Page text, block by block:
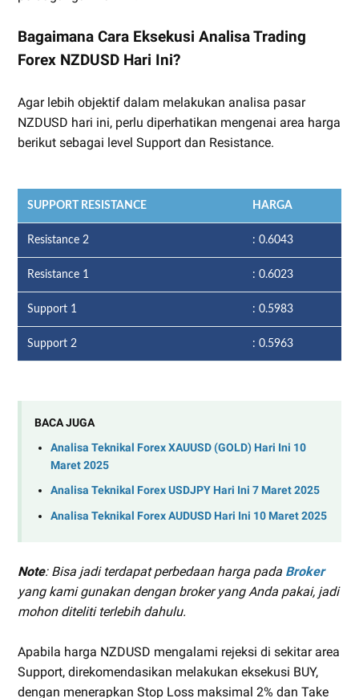
Bagaimana Cara Eksekusi Analisa Trading
Forex NZDUSD Hari Ini?
Agar lebih objektif dalam melakukan analisa pasar
NZDUSD hari ini, perlu diperhatikan mengenai area harga
berikut sebagai level Support dan Resistance.
SUPPORT RESISTANCE HARGA
Resistance 2 : 0.6043
Resistance 1 : 0.6023
Support 1 : 0.5983
Support 2 : 0.5963
BACA JUGA
Analisa Teknikal Forex XAUUSD (GOLD) Hari Ini 10
Maret 2025
Analisa Teknikal Forex USDJPY Hari Ini 7 Maret 2025
Analisa Teknikal Forex AUDUSD Hari Ini 10 Maret 2025
Note: Bisa jadi terdapat perbedaan harga pada Broker
yang kami gunakan dengan broker yang Anda pakai, jadi
mohon diteliti terlebih dahulu.
Apabila harga NZDUSD mengalami rejeksi di sekitar area
Support, direkomendasikan melakukan eksekusi BUY,
dengan menerapkan Stop Loss maksimal 2% dan Take